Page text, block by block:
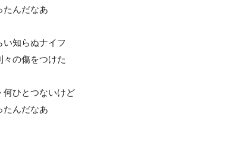
たんだなあ
知らぬナイフ
の傷をつけた
何ひとつないけど
たんだなあ